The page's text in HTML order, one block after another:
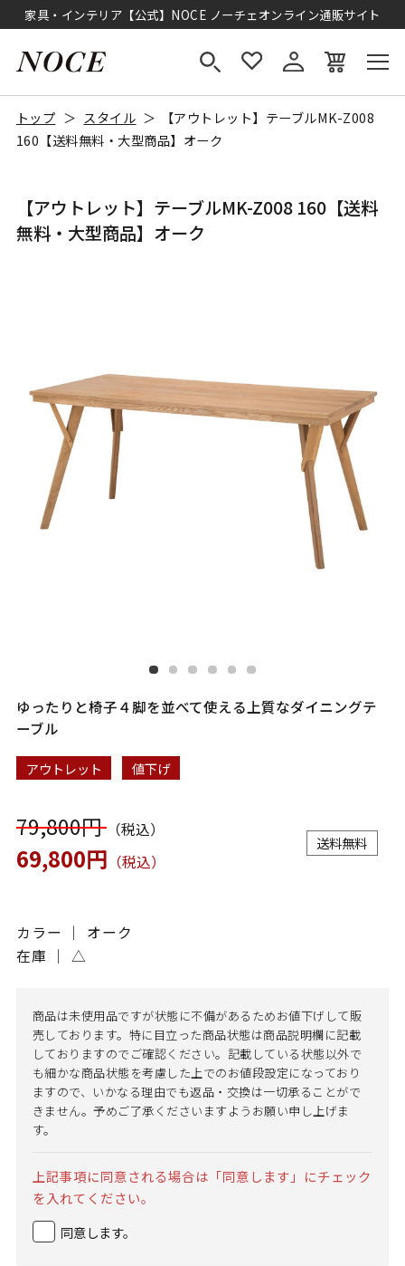
家具・インテリア【公式】NOCE ノーチェオンライン通販サイト
トップ スタイル
【アウトレット】テーブルMK-Z008
160【送料無料・大型商品】オーク
【アウトレット】テーブルMK-Z008 160【送料
無料・大型商品】オーク
ゆったりと椅子４脚を並べて使える上質なダイニングテ
ーブル
アウトレット 値下げ
79,800円（税込）
69,800円 （税込）
送料無料
カラー ｜ オーク
在庫 ｜ △
商品は未使用品ですが状態に不備があるためお値下げして販
売しております。特に目立った商品状態は商品説明欄に記載
しておりますのでご確認ください。記載している状態以外で
も細かな商品状態を考慮した上でのお値段設定になっており
ますので、いかなる理由でも返品・交換は一切承ることがで
きません。予めご了承くださいますようお願い申し上げま
す。
上記事項に同意される場合は「同意します」にチェック
を入れてください。
同意します。